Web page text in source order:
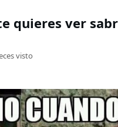
quieres ver
visto